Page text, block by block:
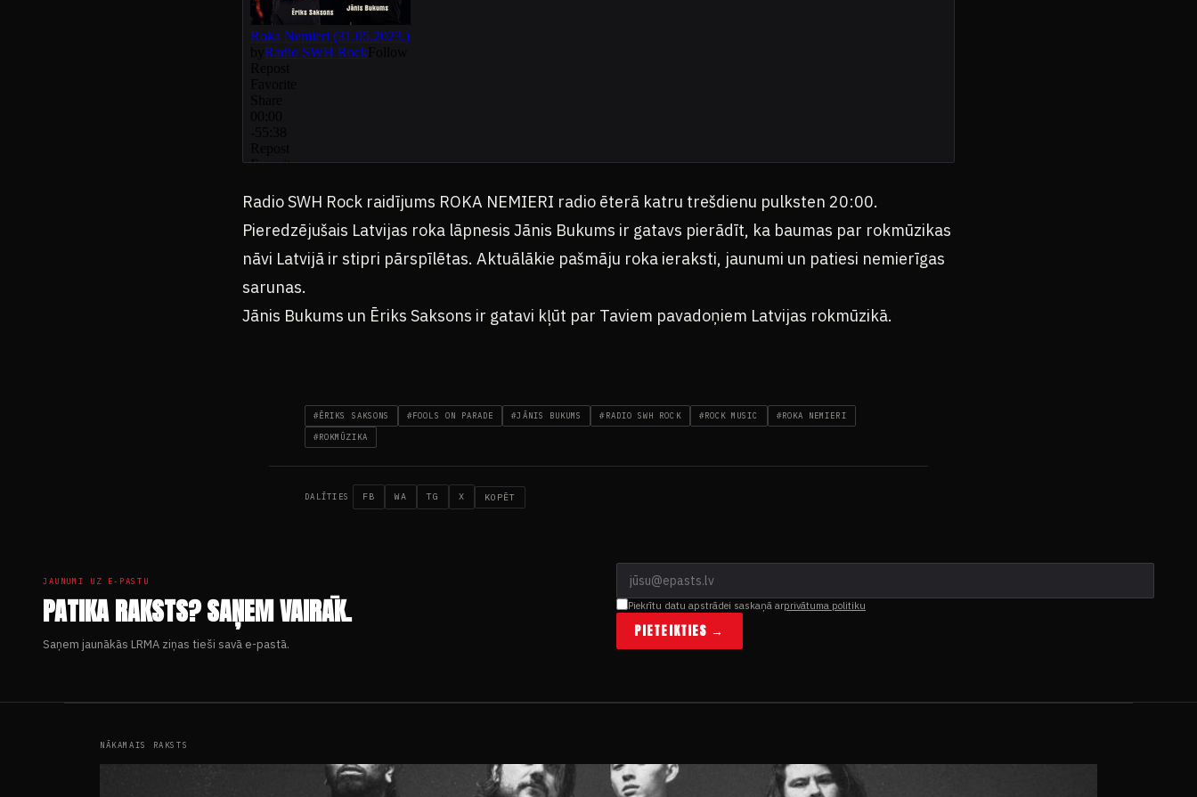
Radio SWH Rock raidījums ROKA NEMIERI radio ēterā katru trešdienu pulksten 20:00.
Pieredzējušais Latvijas roka lāpnesis Jānis Bukums ir gatavs pierādīt, ka baumas par rokmūzikas
nāvi Latvijā ir stipri pārspīlētas. Aktuālākie pašmāju roka ieraksti, jaunumi un patiesi nemierīgas
sarunas.
Jānis Bukums un Ēriks Saksons ir gatavi kļūt par Taviem pavadoņiem Latvijas rokmūzikā.
#ĒRIKS SAKSONS #FOOLS ON PARADE #JĀNIS BUKUMS #RADIO SWH ROCK #ROCK MUSIC #ROKA NEMIERI
#ROKMŪZIKA
DALĪTIES FB WA TG X KOPĒT
JAUNUMI UZ E-PASTU
PATIKA RAKSTS? SAŅEM VAIRĀK.
Saņem jaunākās LRMA ziņas tieši savā e-pastā.
Piekrītu datu apstrādei saskaņā arprivātuma politiku
PIETEIKTIES →
NĀKAMAIS RAKSTS